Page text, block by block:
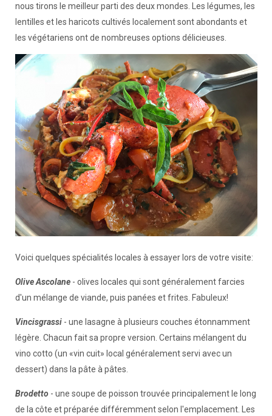
nous tirons le meilleur parti des deux mondes. Les légumes, les
lentilles et les haricots cultivés localement sont abondants et
les végétariens ont de nombreuses options délicieuses.
Voici quelques spécialités locales à essayer lors de votre visite:
Olive Ascolane- olives locales qui sont généralement farcies
d'un mélange de viande, puis panées et frites. Fabuleux!
Vincisgrassi- une lasagne à plusieurs couches étonnamment
légère. Chacun fait sa propre version. Certains mélangent du
vino cotto (un «vin cuit» local généralement servi avec un
dessert) dans la pâte à pâtes.
Brodetto- une soupe de poisson trouvée principalement le long
de la côte et préparée différemment selon l'emplacement. Les